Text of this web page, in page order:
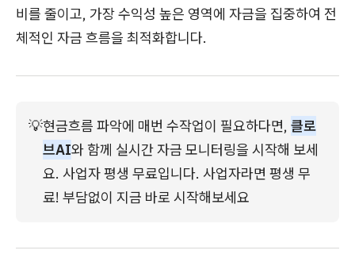
비를 줄이고, 가장 수익성 높은 영역에 자금을 집중하여 전
체적인 자금 흐름을 최적화합니다.
💡현금흐름 파악에 매번 수작업이 필요하다면, 클로
브AI와 함께 실시간 자금 모니터링을 시작해 보세
요. 사업자 평생 무료입니다. 사업자라면 평생 무
료! 부담없이 지금 바로 시작해보세요